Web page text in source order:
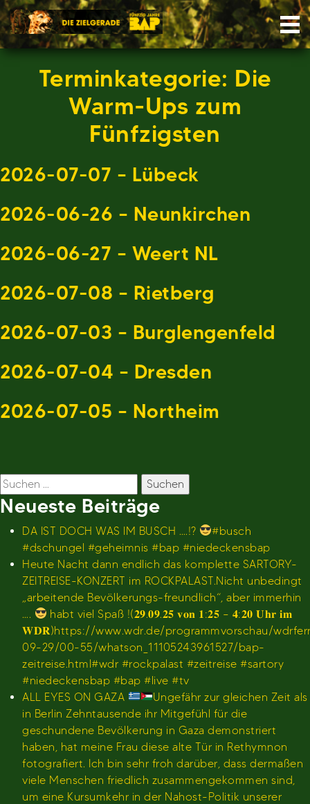
Skip
to
content
Terminkategorie: Die
Warm-Ups zum
Fünfzigsten
2026-07-07 – Lübeck
2026-06-26 – Neunkirchen
2026-06-27 – Weert NL
2026-07-08 – Rietberg
2026-07-03 – Burglengenfeld
2026-07-04 – Dresden
2026-07-05 – Northeim
Suchen
nach:
Neueste Beiträge
DA IST DOCH WAS IM BUSCH ….!?
#busch
#dschungel #geheimnis #bap #niedeckensbap
Heute Nacht dann endlich das komplette SARTORY-
ZEITREISE-KONZERT im ROCKPALAST.Nicht unbedingt
„arbeitende Bevölkerungs-freundlich“, aber immerhin
….
habt viel Spaß !(𝟐𝟗.𝟎𝟗.𝟐𝟓 𝐯𝐨𝐧 𝟏:𝟐𝟓 – 𝟒:𝟐𝟎 𝐔𝐡𝐫 𝐢𝐦
𝐖𝐃𝐑)https://www.wdr.de/programmvorschau/
09-29/00-55/whatson_11105243961527/bap-
zeitreise.html#wdr #rockpalast #zeitreise #sartory
#niedeckensbap #bap #live #tv
ALL EYES ON GAZA
Ungefähr zur gleichen Zeit als
in Berlin Zehntausende ihr Mitgefühl für die
geschundene Bevölkerung in Gaza demonstriert
haben, hat meine Frau diese alte Tür in Rethymnon
fotografiert. Ich bin sehr froh darüber, dass dermaßen
viele Menschen friedlich zusammengekommen sind,
um eine Kursumkehr in der Nahost-Politik unserer